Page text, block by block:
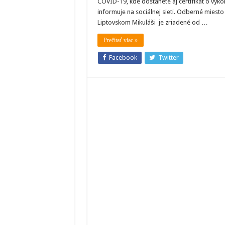
sú
informuje na sociálnej sieti. Odberné
Liptovskom Mikuláši je zriadené od …
Prečítať viac »
Facebook Twitter